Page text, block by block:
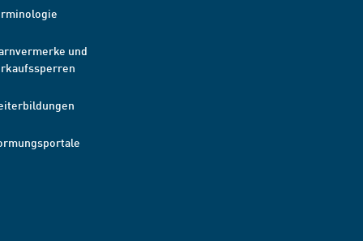
und